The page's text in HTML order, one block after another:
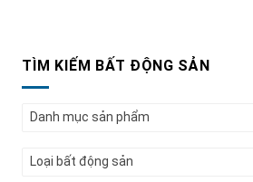
TÌM KIẾM BẤT ĐỘNG SẢN
Danh mục sản phẩm
Loại bất động sản